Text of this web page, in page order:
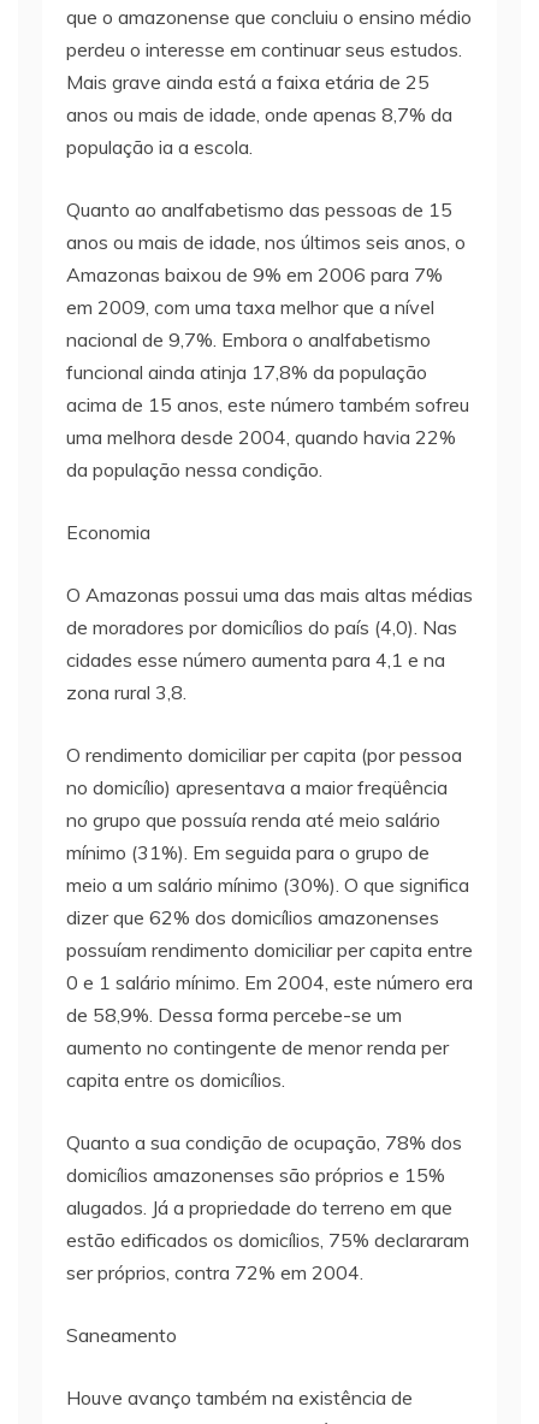
que o amazonense que concluiu o ensino médio
perdeu o interesse em continuar seus estudos.
Mais grave ainda está a faixa etária de 25
anos ou mais de idade, onde apenas 8,7% da
população ia a escola.
Quanto ao analfabetismo das pessoas de 15
anos ou mais de idade, nos últimos seis anos, o
Amazonas baixou de 9% em 2006 para 7%
em 2009, com uma taxa melhor que a nível
nacional de 9,7%. Embora o analfabetismo
funcional ainda atinja 17,8% da população
acima de 15 anos, este número também sofreu
uma melhora desde 2004, quando havia 22%
da população nessa condição.
Economia
O Amazonas possui uma das mais altas médias
de moradores por domicílios do país (4,0). Nas
cidades esse número aumenta para 4,1 e na
zona rural 3,8.
O rendimento domiciliar per capita (por pessoa
no domicílio) apresentava a maior freqüência
no grupo que possuía renda até meio salário
mínimo (31%). Em seguida para o grupo de
meio a um salário mínimo (30%). O que significa
dizer que 62% dos domicílios amazonenses
possuíam rendimento domiciliar per capita entre
0 e 1 salário mínimo. Em 2004, este número era
de 58,9%. Dessa forma percebe-se um
aumento no contingente de menor renda per
capita entre os domicílios.
Quanto a sua condição de ocupação, 78% dos
domicílios amazonenses são próprios e 15%
alugados. Já a propriedade do terreno em que
estão edificados os domicílios, 75% declararam
ser próprios, contra 72% em 2004.
Saneamento
Houve avanço também na existência de